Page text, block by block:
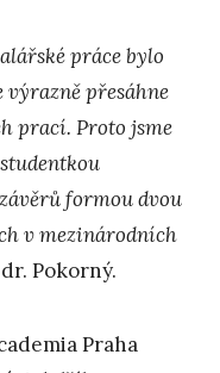
práce bylo
přesáhne
prací. Proto jsme
formou dvou
v mezinárodních
Pokorný.
Praha